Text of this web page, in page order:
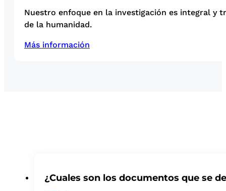
Nuestro enfoque en la investigación es integral y
de la humanidad.
Más información
¿Cuales son los documentos que se